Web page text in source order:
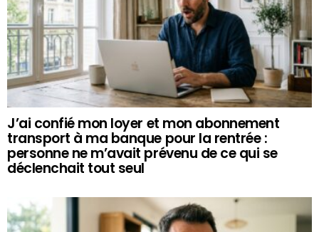
J’ai confié mon loyer et mon abonnement
transport à ma banque pour la rentrée :
personne ne m’avait prévenu de ce qui se
déclenchait tout seul